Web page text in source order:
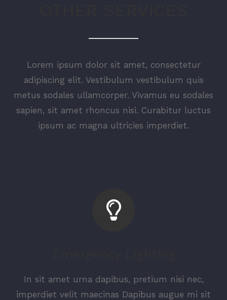
Lorem ipsum dolor sit amet, consectetur
adipiscing elit. Vestibulum vestibulum quis
metus sodales ullamcorper. Vivamus eu sodales
sapien, sit amet rhoncus nisi. Curabitur luctus
ipsum ac magna ultricies imperdiet.
In sit amet urna dapibus, pretium nisi nec,
imperdiet velit maecinas Dapibus augue mi sit